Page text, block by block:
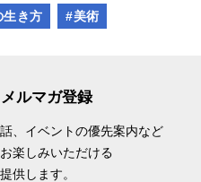
生き方 #美術
ルマガ登録
、 イベントの優先案内など
楽しみいただける
供します。